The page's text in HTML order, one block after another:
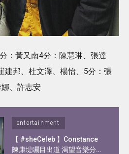
：黃又南4分：陳慧琳、張達
建邦、杜文澤、楊怡、5分：張
、許志安
entertainment
【 #sheCeleb 】Constance
陳康堤矚目出道 渴望音樂分享